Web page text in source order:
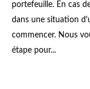
portefeuille. En cas
dans une situation
commencer. Nous
étape pour...